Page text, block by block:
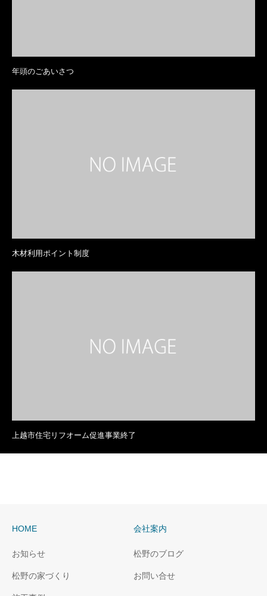
年頭のごあいさつ
木材利用ポイント制度
上越市住宅リフオーム促進事業終了
HOME
お知らせ
松野の家づくり
会社案内
松野のブログ
お問い合せ